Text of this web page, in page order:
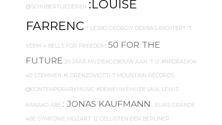
@SCHUBERTLIEDEREN :LOUISE
FARRENC * LESBO GEORGIY DERBAS-RICHTER* 'T
VEEM 4 BELLS FOR FREEDOM 50 FOR THE
FUTURE 20 JAAR MUZIEKGEBOUW AAN 'T IJ #NPORADIO4
40 STEMMEN #LORENZOVIOTTI 7 MOUNTAIN RECORDS
@CONTEMPORARYMUSIC #DENIEUWEMUZE {AUL LEWIS
KANAKO ABE : JONAS KAUFMANN . ELIAS GRANDE
40E SYMFONIE MOZART 12 CELLISTEN DER BERLINER